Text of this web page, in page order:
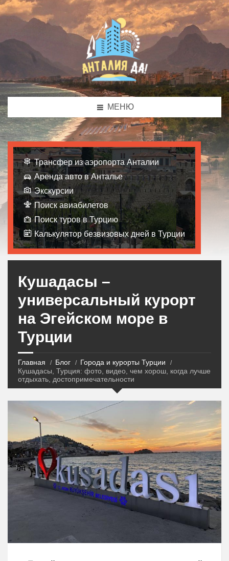
МЕНЮ
Трансфер из аэропорта Анталии
Аренда авто в Анталье
Экскурсии
Поиск авиабилетов
Поиск туров в Турцию
Калькулятор безвизовых дней в Турции
Кушадасы –
универсальный курорт
на Эгейском море в
Турции
Главная Блог
Города и курорты Турции
Кушадасы, Турция: фото, видео, чем хорош, когда лучше
отдыхать, достопримечательности